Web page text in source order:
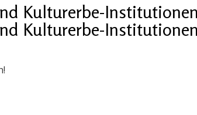
Kulturerbe-
Kulturerbe-